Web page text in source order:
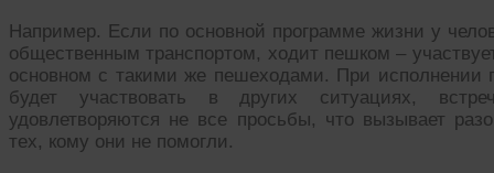
Например. Если по основной программе жизни у
общественным транспортом, ходит пешком –
основном с такими же пешеходами. При
будет участвовать в других ситуациях,
удовлетворяются не все просьбы, что вызывает
тех, кому они не помогли.